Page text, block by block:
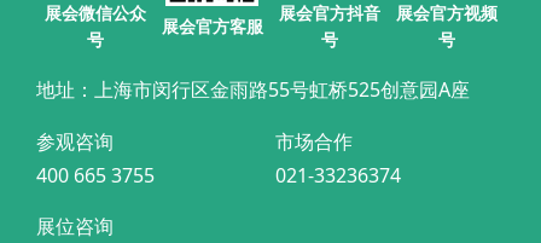
展会微信公众
号
展会官方客服
展会官方抖音
号
展会官方视频
号
地址：上海市闵行区金雨路55号虹桥525创意园A座
参观咨询
400 665 3755
市场合作
021-33236374
展位咨询